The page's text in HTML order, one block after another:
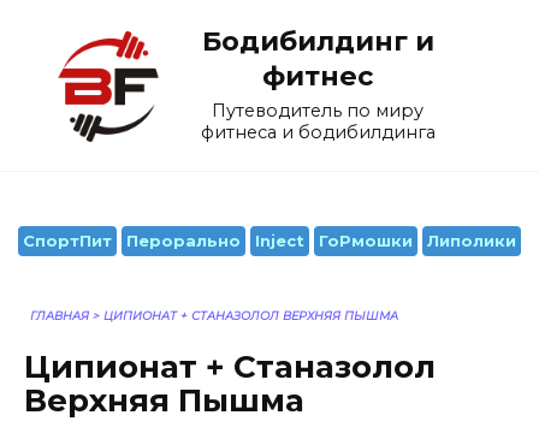
содержанию
Бодибилдинг и
фитнес
Путеводитель по миру
фитнеса и бодибилдинга
СпортПит Перорально Inject ГоРмошки Липолики
ГЛАВНАЯ > ЦИПИОНАТ + СТАНАЗОЛОЛ ВЕРХНЯЯ ПЫШМА
Ципионат + Станазолол
Верхняя Пышма